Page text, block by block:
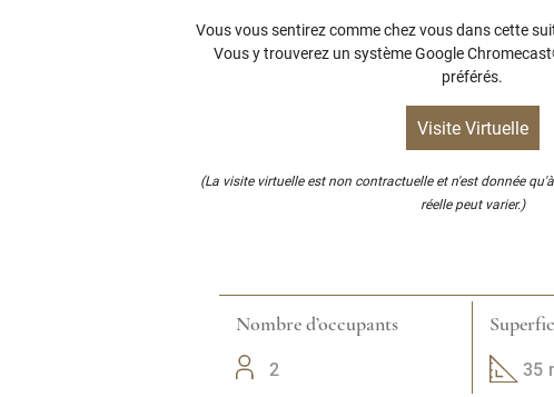
Vous vous sentirez comme chez vous dans cette
Vous y trouverez un système Google
préférés.
Visite Virtuelle
(La visite virtuelle est non contractuelle et n'est donnée
réelle peut varier.)
Nombre d’occupants
2 35